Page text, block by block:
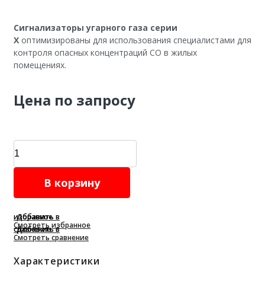
Сигнализаторы угарного газа серии
X оптимизированы для использования специалистами для
контроля опасных концентраций СО в жилых
помещениях.
Цена по запросу
Сигнализатор
Honeywell
D)
quantity
В корзину
Добавить в избранное
Смотреть избранное
Добавить в сравнение
Смотреть сравнение
Характеристики